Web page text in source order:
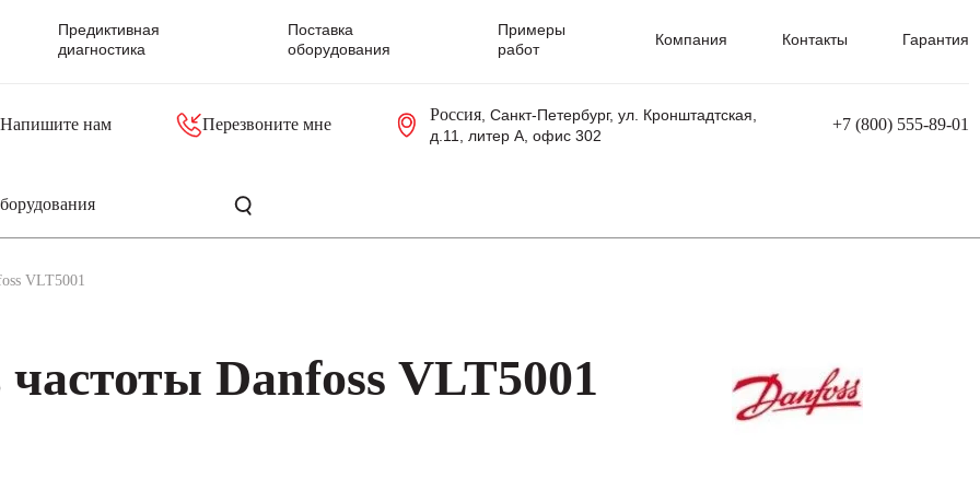
Предиктивная
диагностика
Поставка
оборудования
Примеры
работ
Компания Контакты Гарантия
Напишите нам Перезвоните мне
Россия, Санкт-Петербург, ул. Кронштадтская,
д.11, литер А, офис 302
+7 (800) 555-89-01
VLT5001
Danfoss VLT5001